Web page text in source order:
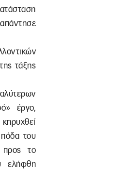
τάξης
έργο,
του
προς το
ελήφθη